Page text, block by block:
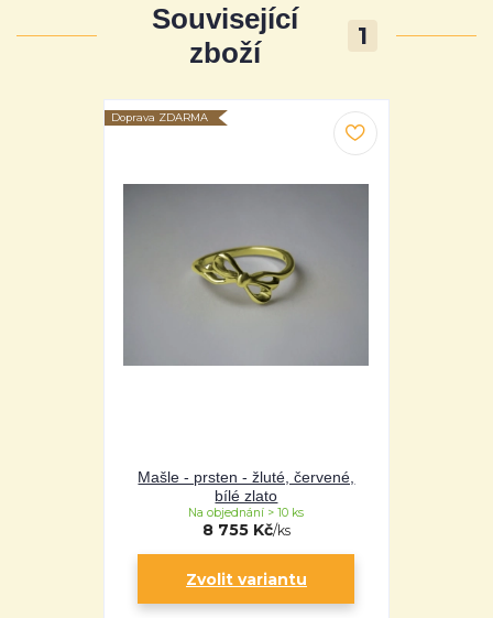
Související
zboží
1
Doprava ZDARMA
Mašle - prsten - žluté, červené,
bílé zlato
8 755 Kč/ks
Na objednání > 10 ks
Zvolit variantu